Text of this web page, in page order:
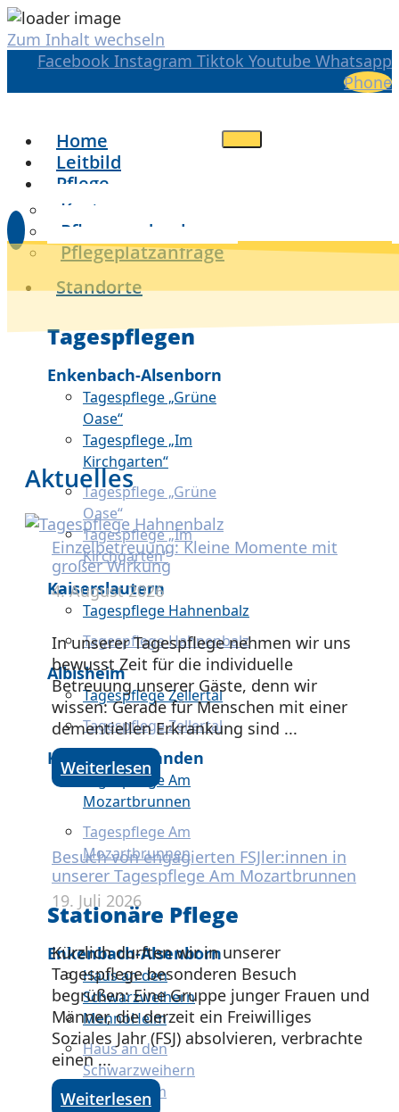
Zum Inhalt wechseln
Facebook Instagram Tiktok Youtube Whatsapp
Phone
Home
Leitbild
Pflege
Kosten
Pflegegradrechner
Pflegeplatzanfrage
Standorte
Tagespflegen
Enkenbach-Alsenborn
Tagespflege „Grüne
Oase“
Tagespflege „Im
Kirchgarten“
Tagespflege „Grüne
Oase“
Tagespflege „Im
Kirchgarten“
Kaiserslautern
Tagespflege Hahnenbalz
Tagespflege Hahnenbalz
Albisheim
Tagespflege Zellertal
Tagespflege Zellertal
Kirchheimbolanden
Tagespflege Am
Mozartbrunnen
Tagespflege Am
Mozartbrunnen
Stationäre Pflege
Enkenbach-Alsenborn
Haus an den
Schwarzweihern
MennoHeim
Haus an den
Schwarzweihern
MennoHeim
Aktuelles
Einzelbetreuung: Kleine Momente mit
großer Wirkung
4. August 2026
In unserer Tagespflege nehmen wir uns
bewusst Zeit für die individuelle
Betreuung unserer Gäste, denn wir
wissen: Gerade für Menschen mit einer
dementiellen Erkrankung sind ...
Weiterlesen
Besuch von engagierten FSJler:innen in
unserer Tagespflege Am Mozartbrunnen
19. Juli 2026
Kürzlich durften wir in unserer
Tagespflege besonderen Besuch
begrüßen: Eine Gruppe junger Frauen und
Männer, die derzeit ein Freiwilliges
Soziales Jahr (FSJ) absolvieren, verbrachte
einen ...
Weiterlesen